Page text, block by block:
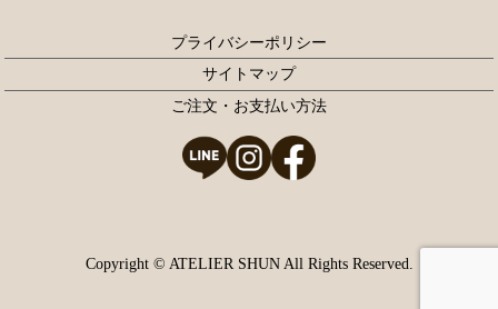
プライバシーポリシー
サイトマップ
ご注文・お支払い方法
Copyright © ATELIER SHUN All Rights Reserved.